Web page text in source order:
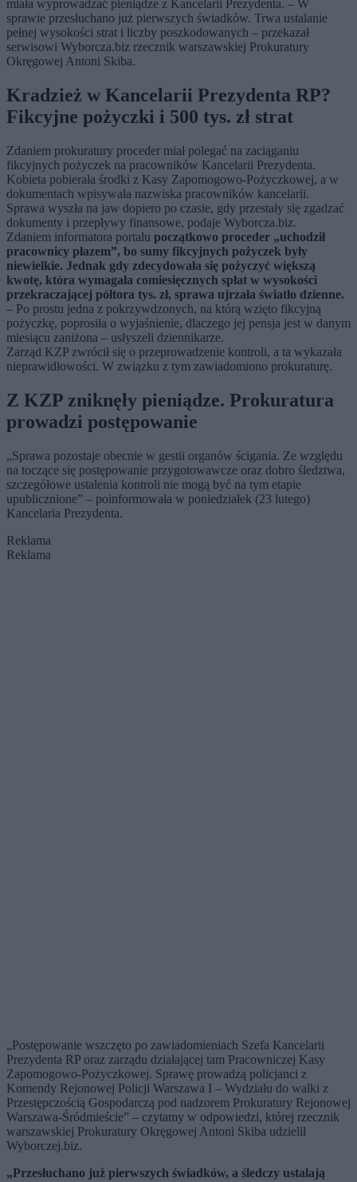
miała wyprowadzać pieniądze z Kancelarii Prezydenta. – W
sprawie przesłuchano już pierwszych świadków. Trwa ustalanie
pełnej wysokości strat i liczby poszkodowanych – przekazał
serwisowi Wyborcza.biz rzecznik warszawskiej Prokuratury
Okręgowej Antoni Skiba.
Kradzież w Kancelarii Prezydenta RP?
Fikcyjne pożyczki i 500 tys. zł strat
Zdaniem prokuratury proceder miał polegać na zaciąganiu
fikcyjnych pożyczek na pracowników Kancelarii Prezydenta.
Kobieta pobierała środki z Kasy Zapomogowo-Pożyczkowej, a w
dokumentach wpisywała nazwiska pracowników kancelarii.
Sprawa wyszła na jaw dopiero po czasie, gdy przestały się zgadzać
dokumenty i przepływy finansowe, podaje Wyborcza.biz.
Zdaniem informatora portalu początkowo proceder „uchodził
pracownicy płazem”, bo sumy fikcyjnych pożyczek były
niewielkie. Jednak gdy zdecydowała się pożyczyć większą
kwotę, która wymagała comiesięcznych spłat w wysokości
przekraczającej półtora tys. zł, sprawa ujrzała światło dzienne.
– Po prostu jedna z pokrzywdzonych, na którą wzięto fikcyjną
pożyczkę, poprosiła o wyjaśnienie, dlaczego jej pensja jest w danym
miesiącu zaniżona – usłyszeli dziennikarze.
Zarząd KZP zwrócił się o przeprowadzenie kontroli, a ta wykazała
nieprawidłowości. W związku z tym zawiadomiono prokuraturę.
Z KZP zniknęły pieniądze. Prokuratura
prowadzi postępowanie
„Sprawa pozostaje obecnie w gestii organów ścigania. Ze względu
na toczące się postępowanie przygotowawcze oraz dobro śledztwa,
szczegółowe ustalenia kontroli nie mogą być na tym etapie
upublicznione” – poinformowała w poniedziałek (23 lutego)
Kancelaria Prezydenta.
Reklama
Reklama
„Postępowanie wszczęto po zawiadomieniach Szefa Kancelarii
Prezydenta RP oraz zarządu działającej tam Pracowniczej Kasy
Zapomogowo-Pożyczkowej. Sprawę prowadzą policjanci z
Komendy Rejonowej Policji Warszawa I – Wydziału do walki z
Przestępczością Gospodarczą pod nadzorem Prokuratury Rejonowej
Warszawa-Śródmieście” – czytamy w odpowiedzi, której rzecznik
warszawskiej Prokuratury Okręgowej Antoni Skiba udzielił
Wyborczej.biz.
„Przesłuchano już pierwszych świadków, a śledczy ustalają